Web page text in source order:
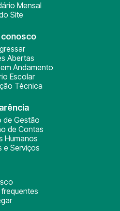
Mensal
Site
Abertas
Andamento
Escolar
Técnica
de Gestão
de Contas
Humanos
e Serviços